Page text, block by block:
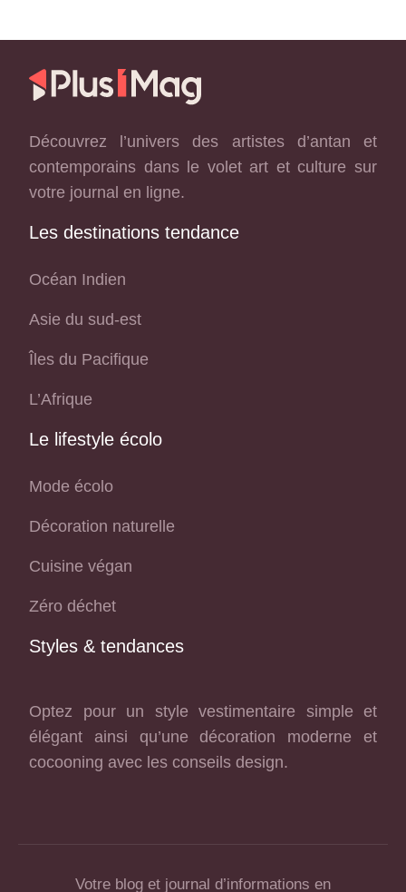
Découvrez l’univers des artistes d’antan et
contemporains dans le volet art et culture sur
votre journal en ligne.
Les destinations tendance
Océan Indien
Asie du sud-est
Îles du Pacifique
L’Afrique
Le lifestyle écolo
Mode écolo
Décoration naturelle
Cuisine végan
Zéro déchet
Styles & tendances
Optez pour un style vestimentaire simple et
élégant ainsi qu’une décoration moderne et
cocooning avec les conseils design.
Votre blog et journal d’informations en